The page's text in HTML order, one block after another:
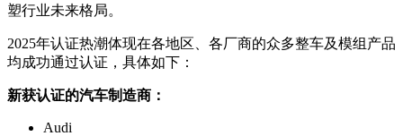
塑行业未来格局。
2025年认证热潮体现在各地区、各厂商的众多整车及模组产品
均成功通过认证，具体如下：
新获认证的汽车制造商：
Audi